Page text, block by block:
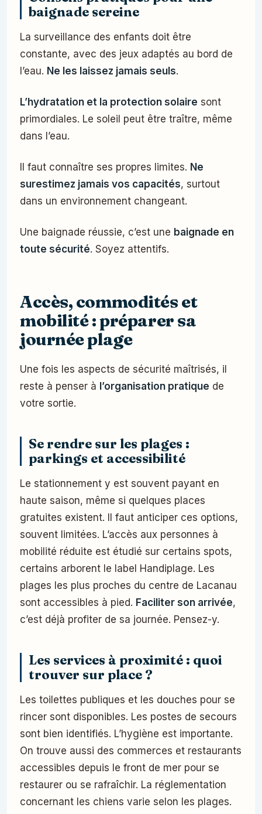
baignade sereine
La surveillance des enfants doit être
constante, avec des jeux adaptés au bord de
l’eau. Ne les laissez jamais seuls.
L’hydratation et la protection solaire sont
primordiales. Le soleil peut être traître, même
dans l’eau.
Il faut connaître ses propres limites. Ne
surestimez jamais vos capacités, surtout
dans un environnement changeant.
Une baignade réussie, c’est une baignade en
toute sécurité. Soyez attentifs.
Accès, commodités et
mobilité : préparer sa
journée plage
Une fois les aspects de sécurité maîtrisés, il
reste à penser à l’organisation pratique de
votre sortie.
Se rendre sur les plages :
parkings et accessibilité
Le stationnement y est souvent payant en
haute saison, même si quelques places
gratuites existent. Il faut anticiper ces options,
souvent limitées. L’accès aux personnes à
mobilité réduite est étudié sur certains spots,
certains arborent le label Handiplage. Les
plages les plus proches du centre de Lacanau
sont accessibles à pied. Faciliter son arrivée,
c’est déjà profiter de sa journée. Pensez-y.
Les services à proximité : quoi
trouver sur place ?
Les toilettes publiques et les douches pour se
rincer sont disponibles. Les postes de secours
sont bien identifiés. L’hygiène est importante.
On trouve aussi des commerces et restaurants
accessibles depuis le front de mer pour se
restaurer ou se rafraîchir. La réglementation
concernant les chiens varie selon les plages.